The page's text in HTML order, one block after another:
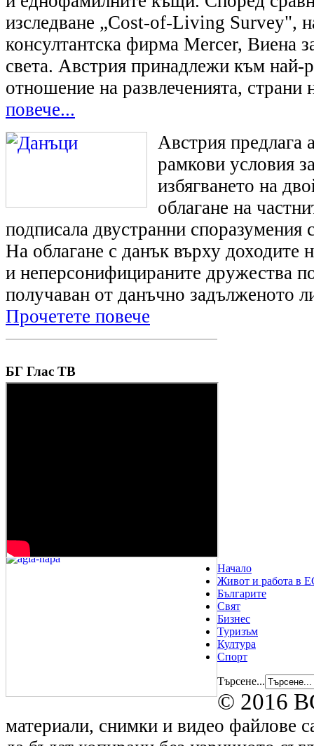
изследване „Cost-of-Living Survey",
консултантска фирма Mercer, Виена
света. Австрия принадлежи към най-
отношение на развлеченията, страни
повече...
Австрия предлага
рамкови условия
избягването на
облагане на
подписала двустранни споразумения
На облагане с данък върху доходите
и неперсонифицираните дружества
получаван от данъчно задълженото
Прочетете повече
БГ Глас ТВ
Начало
Живот и работа в
Българите
Свят
Бизнес
Туризъм
Култура
Спорт
Търсене...
© 2016
материали, снимки и видео файлове